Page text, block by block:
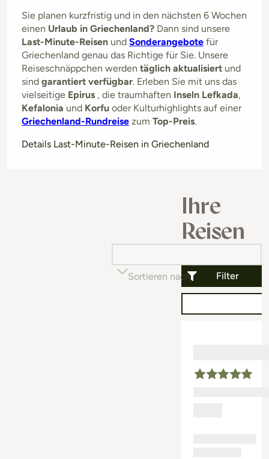
Sie planen kurzfristig und in den nächsten 6 Wochen
einen Urlaub in Griechenland? Dann sind unsere
Last-Minute-Reisen und Sonderangebote für
Griechenland genau das Richtige für Sie. Unsere
Reiseschnäppchen werden täglich aktualisiert und
sind garantiert verfügbar. Erleben Sie mit uns das
vielseitige Epirus , die traumhaften Inseln Lefkada,
Kefalonia und Korfu oder Kulturhighlights auf einer
Griechenland-Rundreise zum Top-Preis.
Details Last-Minute-Reisen in Griechenland
Ihre
Reisen
Filter
Sortieren nach Beliebtheit